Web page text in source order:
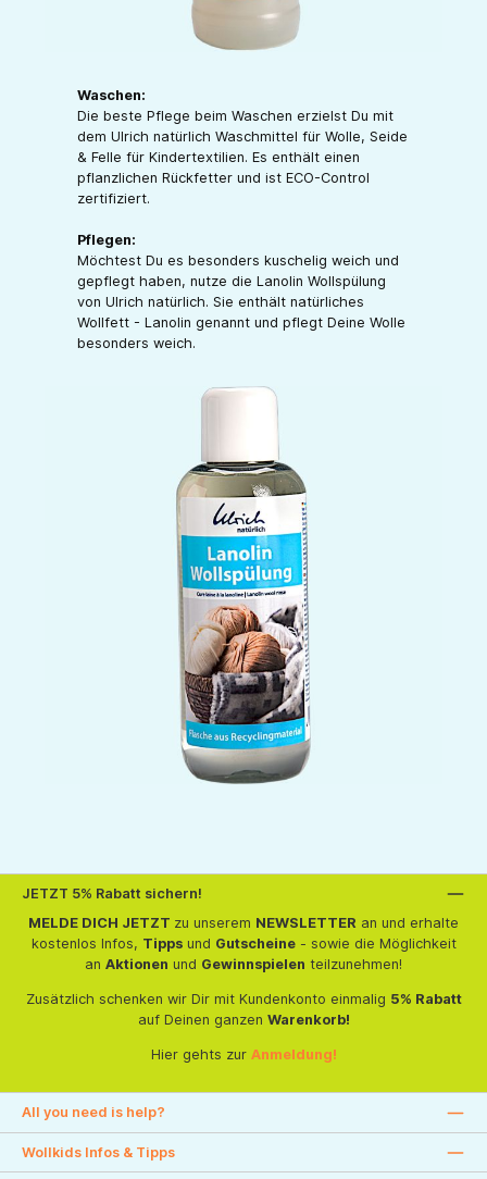
Waschen:
Die beste Pflege beim Waschen erzielst Du mit
dem Ulrich natürlich Waschmittel für Wolle, Seide
& Felle für Kindertextilien. Es enthält einen
pflanzlichen Rückfetter und ist ECO-Control
zertifiziert.
Pflegen:
Möchtest Du es besonders kuschelig weich und
gepflegt haben, nutze die Lanolin Wollspülung
von Ulrich natürlich. Sie enthält natürliches
Wollfett - Lanolin genannt und pflegt Deine Wolle
besonders weich.
JETZT 5% Rabatt sichern!
MELDE DICH JETZT zu unserem NEWSLETTER an und erhalte
kostenlos Infos, Tippsund Gutscheine- sowie die Möglichkeit
an Aktionen und Gewinnspielen teilzunehmen!
Zusätzlich schenken wir Dir mit Kundenkonto einmalig 5% Rabatt
auf Deinen ganzen Warenkorb!
Hier gehts zur Anmeldung!
All you need is help?
Wollkids Infos & Tipps